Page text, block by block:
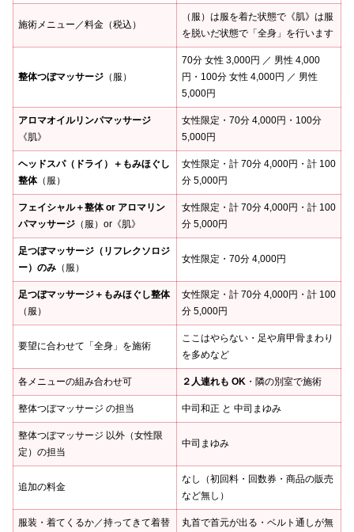
施術メニュー／料金（税込）
（服）は服を着た状態で《肌》は服
を脱いだ状態で「全身」を行います
整体つぼマッサージ （服）
70分 女性 3,000円 ／ 男性 4,000
円・100分 女性 4,000円 ／ 男性
5,000円
アロマオイルリンパマッサージ
《肌》
女性限定・70分 4,000円・100分
5,000円
ヘッドスパ（ドライ）＋もみほぐし
整体（服）
女性限定・計 70分 4,000円・計 100
分 5,000円
フェイシャル＋整体 or アロマリン
パマッサージ （服）or《肌》
女性限定・計 70分 4,000円・計 100
分 5,000円
足つぼマッサージ（リフレクソロジ
ー）のみ （服）
女性限定・70分 4,000円
足つぼマッサージ＋もみほぐし整体
（服）
女性限定・計 70分 4,000円・計 100
分 5,000円
要望に合わせて「全身」を施術
ここはやらない・足や肩甲骨まわり
を多めなど
各メニューの組み合わせ可 ２人連れも OK ・隣の別室で施術
整体つぼマッサージ の担当 中司和正 と 中司まゆみ
整体つぼマッサージ 以外（女性限
定）の担当
中司まゆみ
追加の料金
なし（初回料・回数券・商品の販売
など無し）
服装・着てくるか／持ってきて着替
丸首で首元が出る・ベルト通しが無